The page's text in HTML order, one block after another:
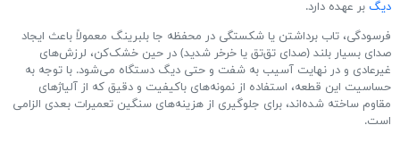
دیگ بر عهده دارد.
فرسودگی، تاب برداشتن یا شکستگی در محفظه جا بلبرینگ معمولاً باعث ایجاد
صدای بسیار بلند (صدای تق‌تق یا خرخر شدید) در حین خشک‌کن، لرزش‌های
غیرعادی و در نهایت آسیب به شفت و حتی دیگ دستگاه می‌شود. با توجه به
حساسیت این قطعه، استفاده از نمونه‌های باکیفیت و دقیق که از آلیاژهای
مقاوم ساخته شده‌اند، برای جلوگیری از هزینه‌های سنگین تعمیرات بعدی الزامی
است.